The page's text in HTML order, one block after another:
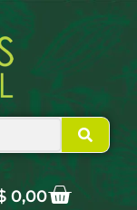
0,00Cart